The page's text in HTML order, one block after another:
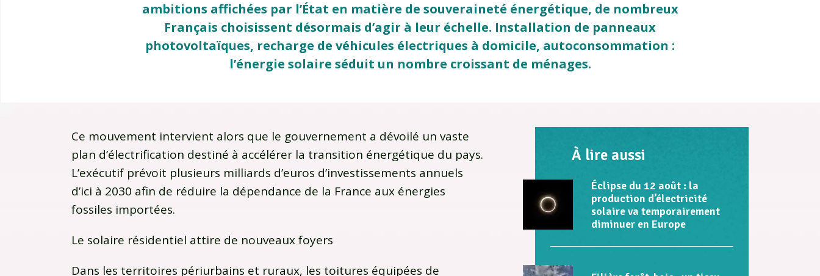
ambitions affichées par l’État en matière de souveraineté énergétique, de nombreux
Français choisissent désormais d’agir à leur échelle. Installation de panneaux
photovoltaïques, recharge de véhicules électriques à domicile, autoconsommation :
l’énergie solaire séduit un nombre croissant de ménages.
Ce mouvement intervient alors que le gouvernement a dévoilé un vaste
plan d’électrification destiné à accélérer la transition énergétique du pays.
L’exécutif prévoit plusieurs milliards d’euros d’investissements annuels
d’ici à 2030 afin de réduire la dépendance de la France aux énergies
fossiles importées.
Le solaire résidentiel attire de nouveaux foyers
Dans les territoires périurbains et ruraux, les toitures équipées de
À lire aussi
Éclipse du 12 août : la
production d’électricité
solaire va temporairement
diminuer en Europe